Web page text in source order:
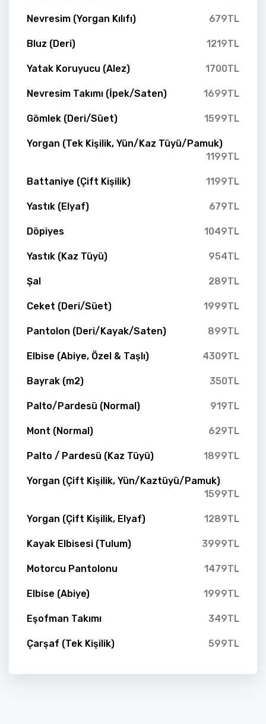
Nevresim (Yorgan Kılıfı) 679TL
Bluz (Deri) 1219TL
Yatak Koruyucu (Alez) 1700TL
Nevresim Takımı (İpek/Saten) 1699TL
Gömlek (Deri/Süet) 1599TL
Yorgan (Tek Kişilik, Yün/Kaz Tüyü/Pamuk)
1199TL
Battaniye (Çift Kişilik) 1199TL
Yastık (Elyaf) 679TL
Döpiyes 1049TL
Yastık (Kaz Tüyü) 954TL
Şal 289TL
Ceket (Deri/Süet) 1999TL
Pantolon (Deri/Kayak/Saten) 899TL
Elbise (Abiye, Özel & Taşlı) 4309TL
Bayrak (m2) 350TL
Palto/Pardesü (Normal) 919TL
Mont (Normal) 629TL
Palto / Pardesü (Kaz Tüyü) 1899TL
Yorgan (Çift Kişilik, Yün/Kaztüyü/Pamuk)
1599TL
Yorgan (Çift Kişilik, Elyaf) 1289TL
Kayak Elbisesi (Tulum) 3999TL
Motorcu Pantolonu 1479TL
Elbise (Abiye) 1999TL
Eşofman Takımı 349TL
Çarşaf (Tek Kişilik) 599TL